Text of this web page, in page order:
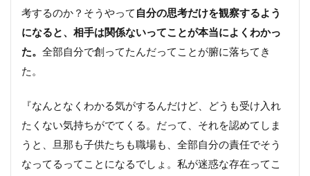
考するのか？そうやって 自分の思考だけを観察するよう
になると、相手は関係ないってことが本当によくわかっ
た。 全部自分で創ってたんだってことが腑に落ちてき
た。
『なんとなくわかる気がするんだけど、どうも受け入れ
たくない気持ちがでてくる。だって、それを認めてしま
うと、旦那も子供たちも職場も、全部自分の責任でそう
なってるってことになるでしょ。私が迷惑な存在ってこ